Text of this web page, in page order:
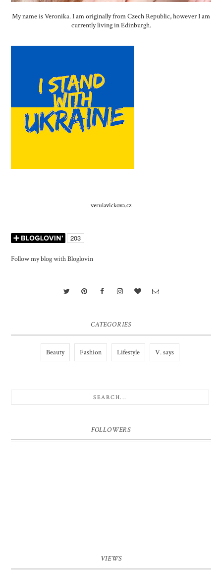
My name is Veronika. I am originally from Czech Republic, however I am
currently living in Edinburgh.
verulavickova.cz
Follow my blog with Bloglovin
CATEGORIES
Beauty Fashion Lifestyle V. says
FOLLOWERS
VIEWS